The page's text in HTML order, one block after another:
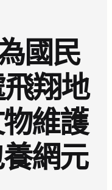
國民
翔地
維護
網元